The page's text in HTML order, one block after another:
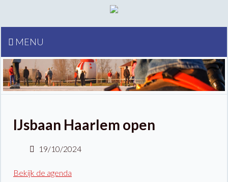
MENU
IJsbaan Haarlem open
19/10/2024
Bekijk de agenda